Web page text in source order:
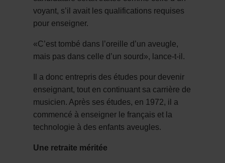
voyant, s’il avait les qualifications requises
pour enseigner.
«C’est tombé dans l’oreille d’un aveugle,
mais pas dans celle d’un sourd», lance-t-il.
Il a donc entrepris des études pour devenir
enseignant, tout en continuant sa carrière de
musicien. Après ses études, en 1972, il a
commencé à enseigner le français et la
technologie à des enfants aveugles.
Une retraite méritée